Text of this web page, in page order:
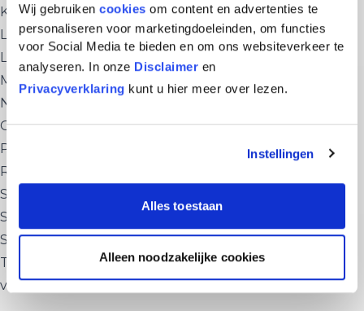
Wij gebruiken cookies om content en advertenties te
personaliseren voor marketingdoeleinden, om functies
voor Social Media te bieden en om ons websiteverkeer te
analyseren. In onze Disclaimer en
Privacyverklaring kunt u hier meer over lezen.
Instellingen
Alles toestaan
Alleen noodzakelijke cookies
Kia — Bekijk Polisvoorwaarden
Lexus — Bekijk Polisvoorwaarden
Louwman — Bekijk Polisvoorwaarden
Mitsubishi — Bekijk Polisvoorwaarden
Nissan — Bekijk Polisvoorwaarden
Opel — Bekijk Polisvoorwaarden
Peugeot — Bekijk Polisvoorwaarden
Renault — Bekijk Polisvoorwaarden
Stellantis — Bekijk Polisvoorwaarden
Subaru — Bekijk Polisvoorwaarden
Suzuki — Bekijk Polisvoorwaarden
Toyota — Bekijk Polisvoorwaarden
van Mossel — Bekijk Polisvoorwaarden